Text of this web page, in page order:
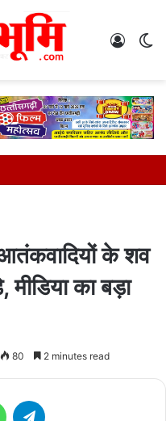
Log
के शव
का बड़ा
80 2 minutes read
WhatsApp